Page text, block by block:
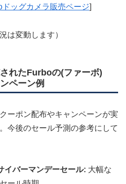
ッグカメラ販売ページ]
は変動します）
れたFurboの(ファーボ)
ペーン例
ーポン配布やキャンペーンが実
今後のセール予測の参考にして
イバーマンデーセール: 大幅な